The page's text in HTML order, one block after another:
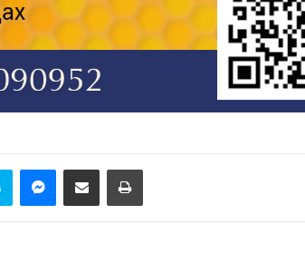
Skype MessengerShare via Email Print